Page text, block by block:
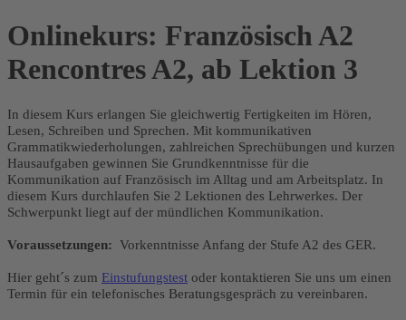
Onlinekurs: Französisch A2
Rencontres A2, ab Lektion 3
In diesem Kurs erlangen Sie gleichwertig Fertigkeiten im Hören,
Lesen, Schreiben und Sprechen. Mit kommunikativen
Grammatikwiederholungen, zahlreichen Sprechübungen und kurzen
Hausaufgaben gewinnen Sie Grundkenntnisse für die
Kommunikation auf Französisch im Alltag und am Arbeitsplatz. In
diesem Kurs durchlaufen Sie 2 Lektionen des Lehrwerkes. Der
Schwerpunkt liegt auf der mündlichen Kommunikation.
Voraussetzungen: Vorkenntnisse Anfang der Stufe A2 des GER.
Hier geht´s zum Einstufungstest oder kontaktieren Sie uns um einen
Termin für ein telefonisches Beratungsgespräch zu vereinbaren.